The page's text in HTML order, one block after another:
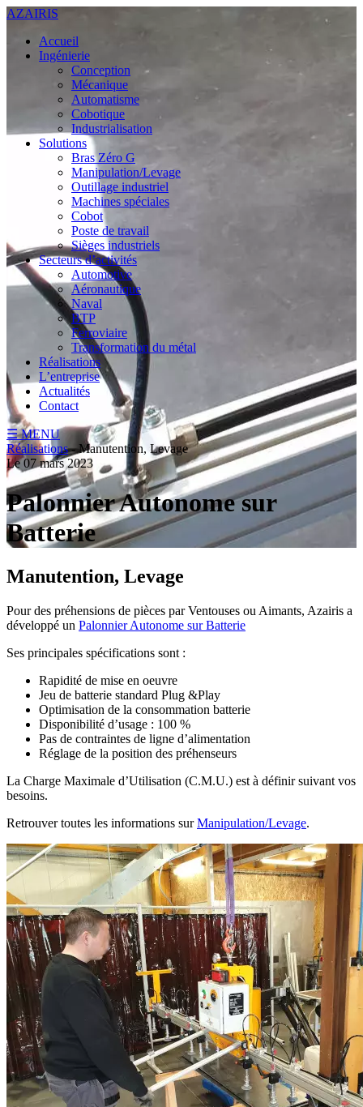
AZAIRIS
Accueil
Ingénierie
Conception
Mécanique
Automatisme
Cobotique
Industrialisation
Solutions
Bras Zéro G
Manipulation/Levage
Outillage industriel
Machines spéciales
Cobot
Poste de travail
Sièges industriels
Secteurs d’activités
Automotive
Aéronautique
Naval
BTP
Ferroviaire
Transformation du métal
Réalisations
L’entreprise
Actualités
Contact
☰ MENU
Réalisations- Manutention, Levage
Le 07 mars 2023
Palonnier Autonome sur
Batterie
Manutention, Levage
Pour des préhensions de pièces par Ventouses ou Aimants, Azairis a
développé un Palonnier Autonome sur Batterie
Ses principales spécifications sont :
Rapidité de mise en oeuvre
Jeu de batterie standard Plug &Play
Optimisation de la consommation batterie
Disponibilité d’usage : 100 %
Pas de contraintes de ligne d’alimentation
Réglage de la position des préhenseurs
La Charge Maximale d’Utilisation (C.M.U.) est à définir suivant vos
besoins.
Retrouver toutes les informations surManipulation/Levage.